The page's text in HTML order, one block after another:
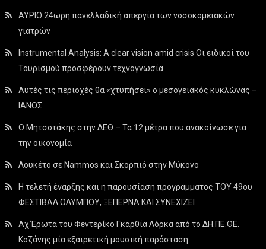
ΑΥΡΙΟ 24ωρη πανελλαδική απεργία των νοσοκομειακών
γιατρών
Instrumental Analysis: A clear vision amid crisis Οι ειδικοί του
Τουρισμού προσφέρουν τεχνογνωσία
Αυτές τις περιοχές θα «χτυπήσει» ο μεσογειακός κυκλώνας –
ΙΑΝΟΣ
Ο Μητσοτάκης στην ΔΕΘ – Τα 12 μέτρα που ανακοίνωσε για
την οικονομία
Λουκέτο σε Nammos και Σκορπιό στην Μύκονο
Η τελετή έναρξης και η παρουσίαση προγράμματος ΤΟΥ 49ου
ΦΕΣΤΙΒΑΛ ΟΛΥΜΠΟΥ, ΞΕΠΕΡΝΑ ΚΑΙ ΣΥΝΕΧΙΖΕΙ
Αχ Έρωτα του Φεντερίκο Γκαρθία Λόρκα από το ΔΗ.ΠΕ.ΘΕ.
Κοζάνης μία εξαιρετική μουσική παράσταση